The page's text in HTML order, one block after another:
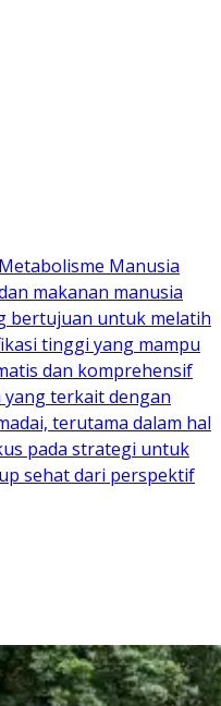
Manusia
makanan manusia
bertujuan untuk melatih
tinggi yang mampu
dan komprehensif
yang terkait dengan
terutama dalam hal
pada strategi untuk
sehat dari perspektif